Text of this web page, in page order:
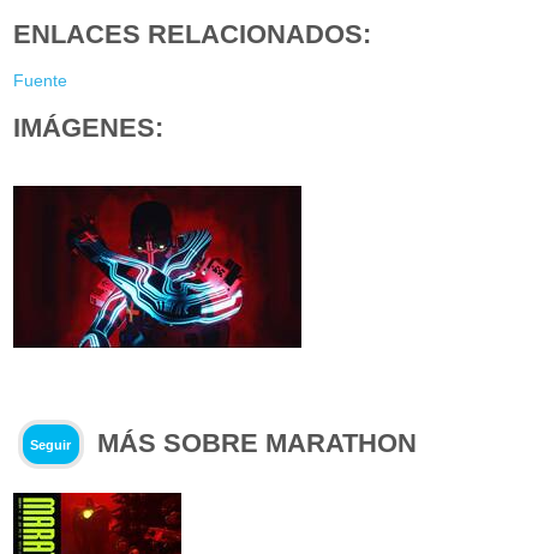
ENLACES RELACIONADOS:
Fuente
IMÁGENES:
Seguir MÁS SOBRE MARATHON